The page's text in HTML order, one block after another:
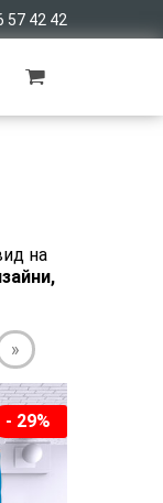
57 42 42
на
»
- 29%